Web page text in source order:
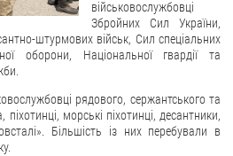
військовослужбовці
Збройних Сил України,
штурмових військ, Сил спеціальних
оборони, Національної гвардії та
рядового, сержантського та
морські піхотинці, десантники,
Більшість із них перебували в